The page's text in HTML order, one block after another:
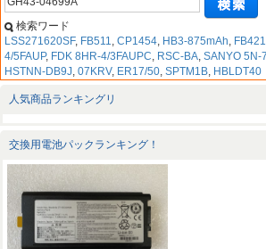
検索ワード
LSS271620SF, FB511, CP1454, HB3-875mAh, FB421
4/5FAUP, FDK 8HR-4/3FAUPC, RSC-BA, SANYO 5N-
HSTNN-DB9J, 07KRV, ER17/50, SPTM1B, HBLDT40
人気商品ランキングリ
交換用電池パックランキング！